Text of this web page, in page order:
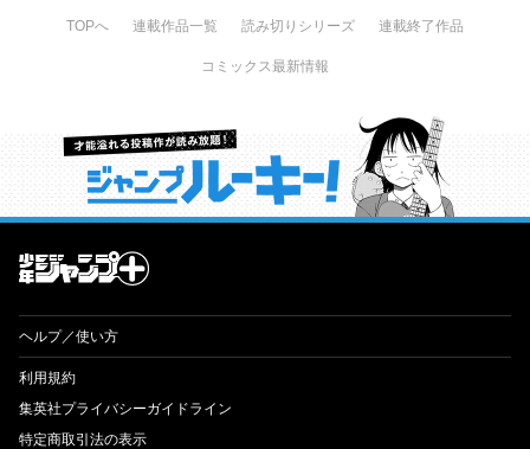
TOPへ 連載作品一覧 読み切りシリーズ 連載終了作品
コミックス最新情報
才能溢れる投稿作が読み放題！ ジャンプルーキー！
ヘルプ／使い方
利用規約
集英社プライバシーガイドライン
特定商取引法の表示